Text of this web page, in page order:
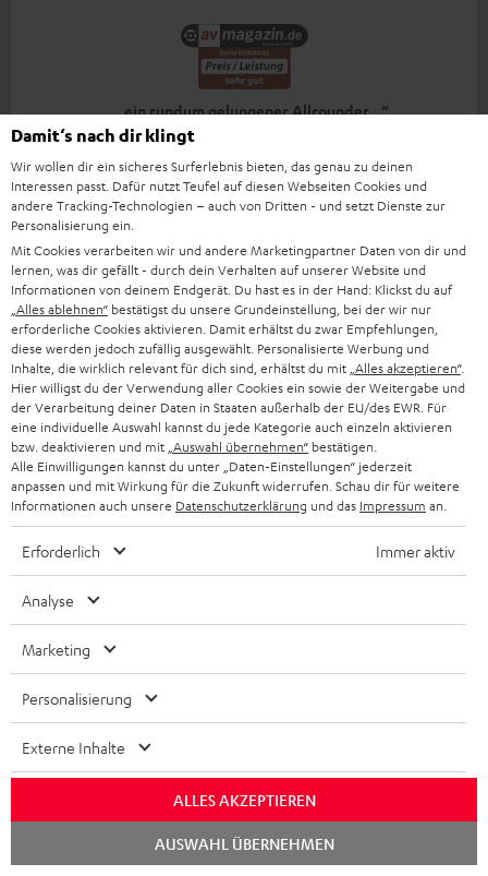
„… ein rundum gelungener Allrounder…“
07.03.2025
„Ein echtes Klangwunder für das Zuhause!“
www.bild.de
18.01.2025
Mehr...
www.areadvd.de
Zubehör
Damit‘s nach dir klingt
Wir wollen dir ein sicheres Surferlebnis bieten, das genau zu deinen
Interessen passt. Dafür nutzt Teufel auf diesen Webseiten Cookies und
andere Tracking-Technologien – auch von Dritten - und setzt Dienste zur
Personalisierung ein.
Mit Cookies verarbeiten wir und andere Marketingpartner Daten von dir und
lernen, was dir gefällt - durch dein Verhalten auf unserer Website und
Informationen von deinem Endgerät. Du hast es in der Hand: Klickst du auf
„Alles ablehnen“ bestätigst du unsere Grundeinstellung, bei der wir nur
erforderliche Cookies aktivieren. Damit erhältst du zwar Empfehlungen,
diese werden jedoch zufällig ausgewählt. Personalisierte Werbung und
Inhalte, die wirklich relevant für dich sind, erhältst du mit „Alles akzeptieren“.
Hier willigst du der Verwendung aller Cookies ein sowie der Weitergabe und
der Verarbeitung deiner Daten in Staaten außerhalb der EU/des EWR. Für
eine individuelle Auswahl kannst du jede Kategorie auch einzeln aktivieren
bzw. deaktivieren und mit „Auswahl übernehmen“ bestätigen.
Alle Einwilligungen kannst du unter „Daten-Einstellungen“ jederzeit
anpassen und mit Wirkung für die Zukunft widerrufen. Schau dir für weitere
Informationen auch unsere Datenschutzerklärung und das Impressum an.
Erforderlich Immer aktiv
Analyse
Marketing
Personalisierung
Externe Inhalte
ALLES AKZEPTIEREN
AUSWAHL ÜBERNEHMEN